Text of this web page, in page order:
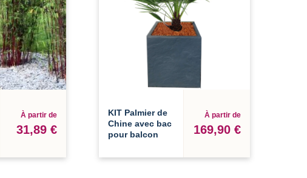
À partir de
31,89 €
KIT Palmier de
Chine avec bac
pour balcon
À partir de
169,90 €